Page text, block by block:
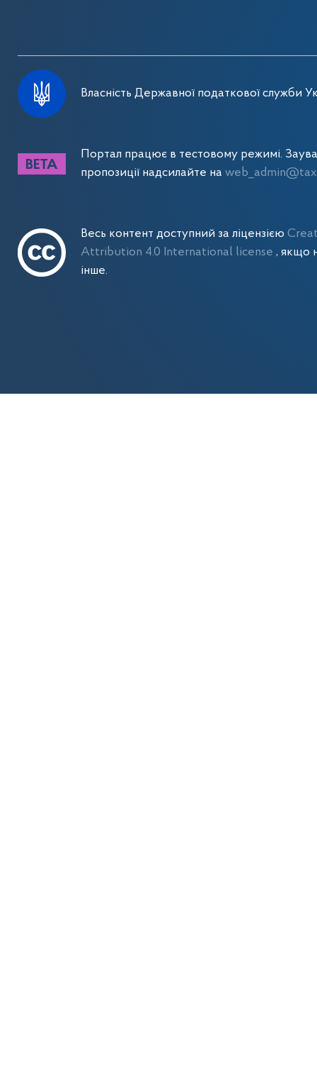
Власність Державної податкової служби
Портал працює в тестовому режимі.
пропозиції надсилайте на
Весь контент доступний за ліцензією
Attribution 4.0 International license, якщо
інше.